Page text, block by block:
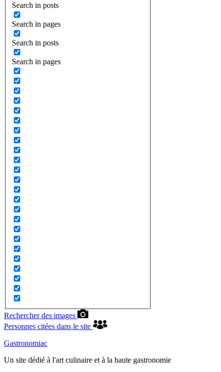
Search in posts
Search in pages
Search in posts
Search in pages
Rechercher des images
Personnes citées dans le site
Gastronomiac
Un site dédié à l'art culinaire et à la haute gastronomie